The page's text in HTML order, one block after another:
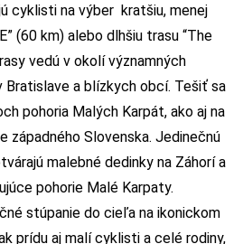
cyklisti na výber kratšiu, menej
(60 km) alebo dlhšiu trasu “The
vedú v okolí významných
a blízkych obcí. Tešiť sa
pohoria Malých Karpát, ako aj na
západného Slovenska. Jedinečnú
malebné dedinky na Záhorí a
pohorie Malé Karpaty.
stúpanie do cieľa na ikonickom
prídu aj malí cyklisti a celé rodiny,